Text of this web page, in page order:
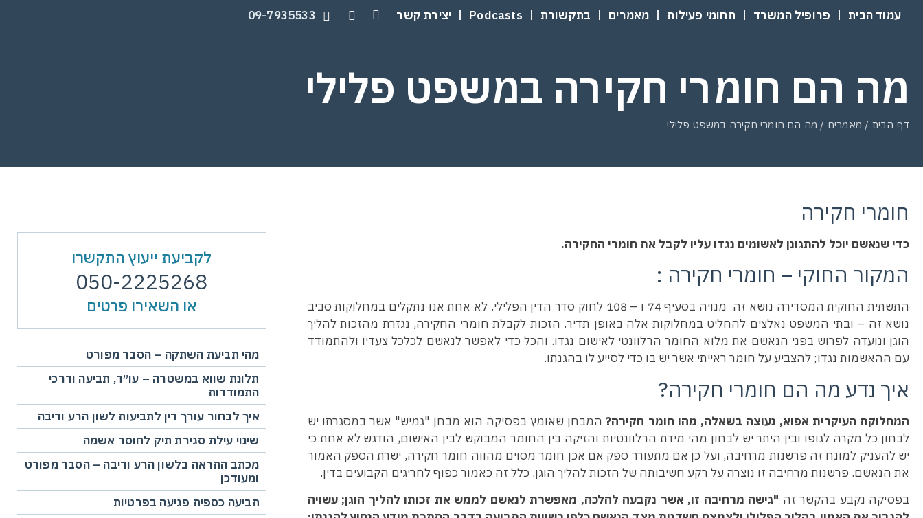
עמוד הבית פרופיל המשרד תחומי פעילות מאמרים בתקשורת Podcasts יצירת קשר 09-7935533
מה הם חומרי חקירה במשפט פלילי
דף הבית / מאמרים / מה הם חומרי חקירה במשפט פלילי
חומרי חקירה
כדי שנאשם יוכל להתגונן לאשומים נגדו עליו לקבל את חומרי החקירה.
המקור החוקי – חומרי חקירה :
הת
שתית החוקית המסדירה נושא זה מנויה בסעיף 74 ו – 108 לחוק סדר הדין הפלילי. לא אחת אנו נתקלים במחלוקות סביב
נושא זה – ובתי המשפט נאלצים להחליט במחלוקות אלה באופן תדיר. הזכות לקבלת חומרי החקירה, נגזרת מהזכות להליך
הוגן ונועדה לפרוש בפני הנאשם את מלוא החומר הרלוונטי לאישום נגדו. והכל כדי לאפשר לנאשם לכלכל צעדיו ולהתמודד
עם ההאשמות נגדו; להצביע על חומר ראייתי אשר יש בו כדי לסייע לו בהגנתו.
איך נדע מה הם חומרי חקירה?
המחלוקת העיקרית אפוא, נעוצה בשאלה, מהו חומר חקירה? המבחן שאומץ בפסיקה הוא מבחן "גמיש" אשר במסגרתו יש
לבחון כל מקרה לגופו ובין היתר יש לבחון מהי מידת הרלוונטיות והזיקה בין החומר המבוקש לבין האישום, הודגש לא אחת כי
יש להעניק למונח זה פרשנות מרחיבה, ועל כן אם מתעורר ספק אם אכן חומר מסוים מהווה חומר חקירה, ישרת הספק האמור
את הנאשם. פרשנות מרחיבה זו נוצרה על רקע חשיבותה של הזכות להליך הוגן. כלל זה כאמור כפוף לחריגים הקבועים בדין.
בפסיקה נקבע בהקשר זה "גישה מרחיבה זו, אשר נקבעה להלכה, מאפשרת לנאשם לממש את זכותו להליך הוגן; עשויה
לקביעת ייעוץ התקשרו
050-2225268
או השאירו פרטים
מהי תביעת השתקה – הסבר מפורט
תלונת שווא במשטרה – עו״ד, תביעה ודרכי
התמודדות
איך לבחור עורך דין לתביעות לשון הרע ודיבה
שינוי עילת סגירת תיק לחוסר אשמה
מכתב התראה בלשון הרע ודיבה – הסבר מפורט
ומעודכן
תביעה כספית פגיעה בפרטיות